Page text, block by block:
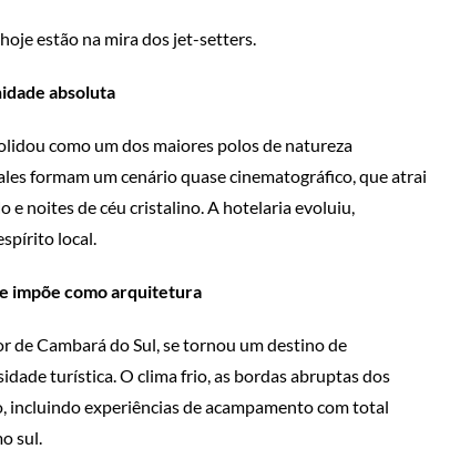
estão na mira dos jet-setters.
absoluta
como um dos maiores polos de natureza
formam um cenário quase cinematográfico, que atrai
noites de céu cristalino. A hotelaria evoluiu,
local.
impõe como arquitetura
de Cambará do Sul, se tornou um destino de
turística. O clima frio, as bordas abruptas dos
incluindo experiências de acampamento com total
sul.